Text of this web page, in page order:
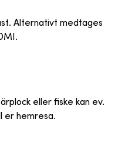
Alternativt medtages
eller fiske kan ev.
er hemresa.